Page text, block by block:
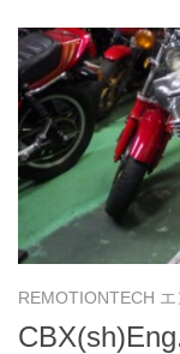
REMOTIONTECH